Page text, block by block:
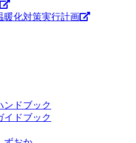
暖化対策実行計画